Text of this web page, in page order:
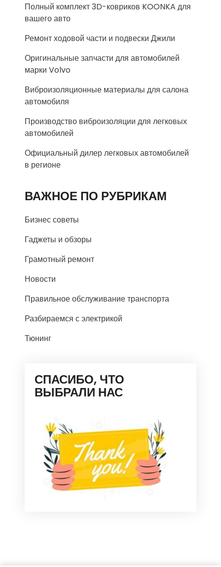
Полный комплект 3D-ковриков KOONKA для
вашего авто
Ремонт ходовой части и подвески Джили
Оригинальные запчасти для автомобилей
марки Volvo
Виброизоляционные материалы для салона
автомобиля
Производство виброизоляции для легковых
автомобилей
Официальный дилер легковых автомобилей
в регионе
ВАЖНОЕ ПО РУБРИКАМ
Бизнес советы
Гаджеты и обзоры
Грамотный ремонт
Новости
Правильное обслуживание транспорта
Разбираемся с электрикой
Тюнинг
СПАСИБО, ЧТО
ВЫБРАЛИ НАС